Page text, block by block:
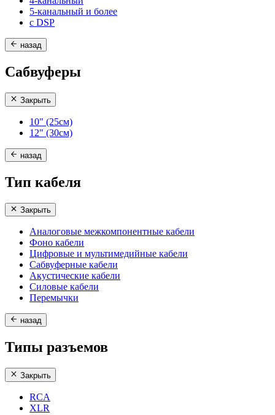
5-канальный и более
с DSP
назад
Сабвуферы
Закрыть
10" (25см)
12" (30см)
назад
Тип кабеля
Закрыть
Аналоговые межкомпонентные кабели
Фоно кабели
Цифровые и мультимедийные кабели
Сабвуферные кабели
Акустические кабели
Силовые кабели
Перемычки
назад
Типы разъемов
Закрыть
RCA
XLR